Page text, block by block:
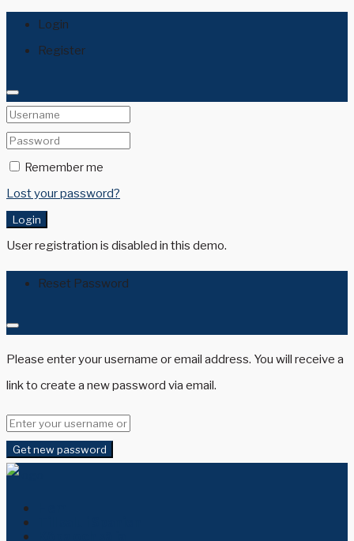
Login
Register
Remember me
Lost your password?
Login
User registration is disabled in this demo.
Reset Password
Please enter your username or email address. You will receive a
link to create a new password via email.
Get new password